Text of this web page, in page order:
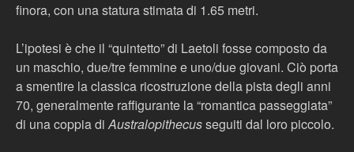
finora, con una statura stimata di 1.65 metri.
L’ipotesi è che il “quintetto” di Laetoli fosse composto da
un maschio, due/tre femmine e uno/due giovani. Ciò porta
a smentire la classica ricostruzione della pista degli anni
70, generalmente raffigurante la “romantica passeggiata”
di una coppia diAustralopithecusseguiti dal loro piccolo.